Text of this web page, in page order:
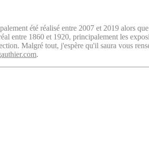
été réalisé entre 2007 et 2019 alors
entre 1860 et 1920, principalement les
Malgré tout, j'espère qu'il saura vous
.